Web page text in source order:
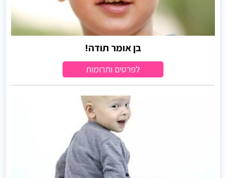
בן אומר תודה!
לפרטים ותרומות